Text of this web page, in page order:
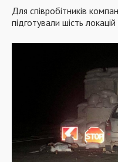
Для співробітників
підготували шість